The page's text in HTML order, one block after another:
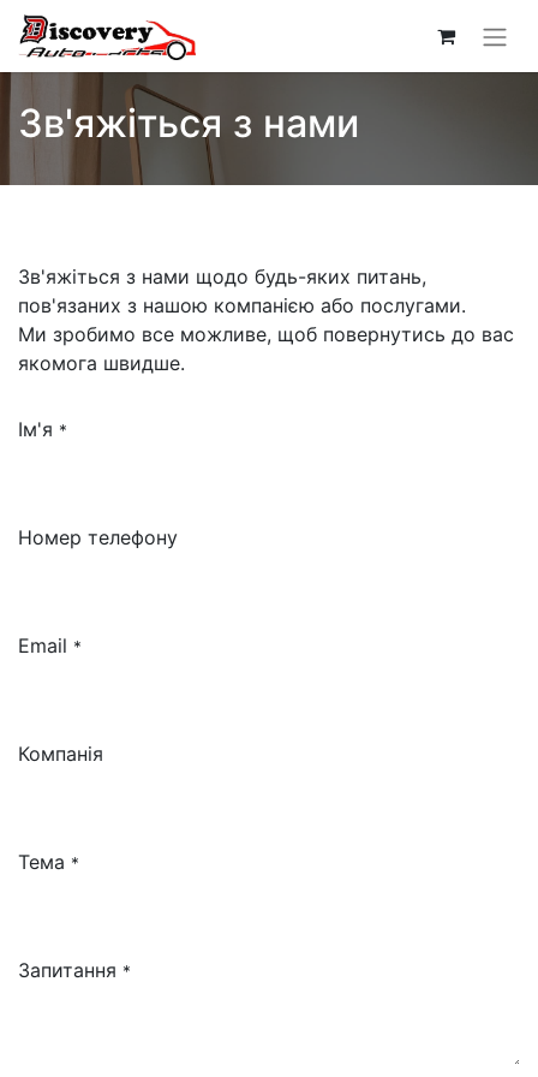
Зв'яжіться з нами
Зв'яжіться з нами щодо будь-яких питань,
пов'язаних з нашою компанією або послугами.
Ми зробимо все можливе, щоб повернутись до вас
якомога швидше.
Ім'я *
Номер телефону
Email *
Компанія
Тема *
Запитання *